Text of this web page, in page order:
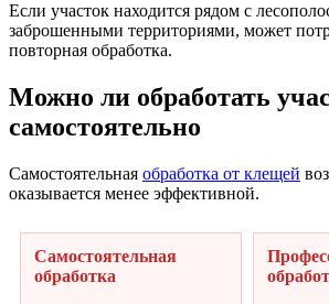
Если участок находится рядом с
заброшенными территориями, может
повторная обработка.
Можно ли обработать
самостоятельно
Самостоятельная обработка от клещей
оказывается менее эффективной.
Самостоятельная
обработка